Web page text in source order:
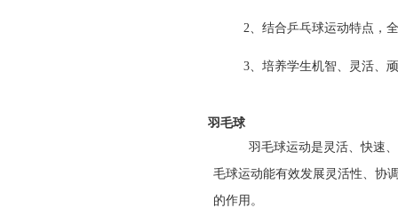
2、结合乒乓球运动特点，
3、培养学生机智、灵活、
羽毛球
羽毛球运动是灵活、快速
毛球运动能有效发展灵活性、协
的作用。